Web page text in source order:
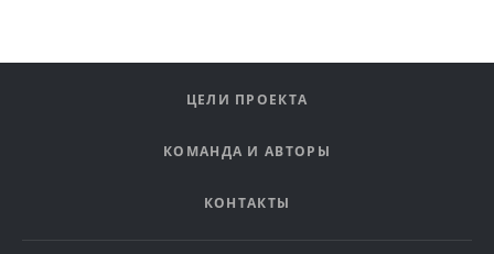
ЦЕЛИ ПРОЕКТА
КОМАНДА И АВТОРЫ
КОНТАКТЫ